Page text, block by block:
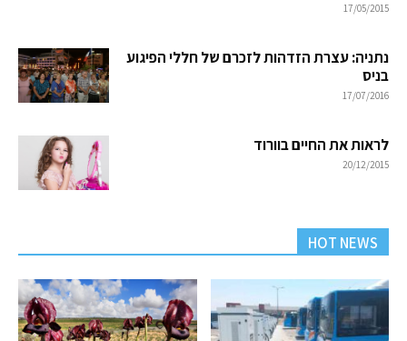
17/05/2015
נתניה: עצרת הזדהות לזכרם של חללי הפיגוע
בניס
17/07/2016
לראות את החיים בוורוד
20/12/2015
HOT NEWS